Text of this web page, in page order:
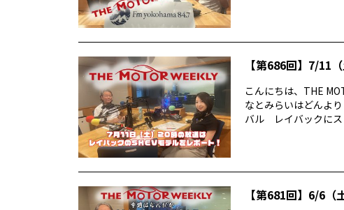
【第686回】7/11
こんにちは、THE
なとみらいはどんよ
バル レイバックにス
【第681回】6/6（